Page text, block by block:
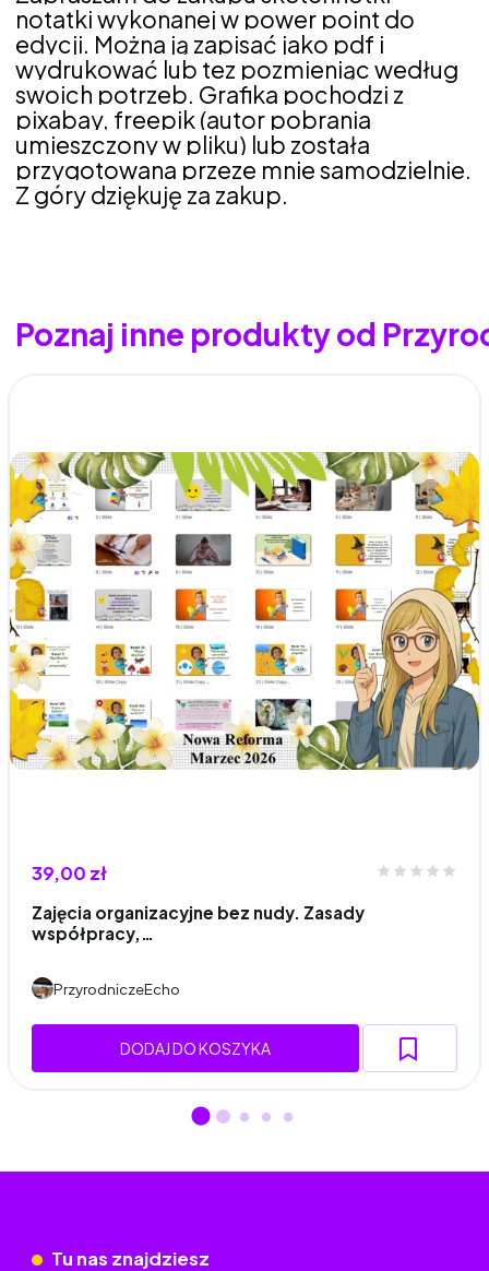
notatki wykonanej w power point do
edycji. Można ją zapisać jako pdf i
wydrukować lub tez pozmieniąc według
swoich potrzeb. Grafika pochodzi z
pixabay, freepik (autor pobrania
umieszczony w pliku) lub została
przygotowana przeze mnie samodzielnie.
Z góry dziękuję za zakup.
Poznaj inne produkty od
39,00 zł
Zajęcia organizacyjne bez nudy. Zasady
współpracy,…
PrzyrodniczeEcho
DODAJ DO KOSZYKA
Tu nas znajdziesz